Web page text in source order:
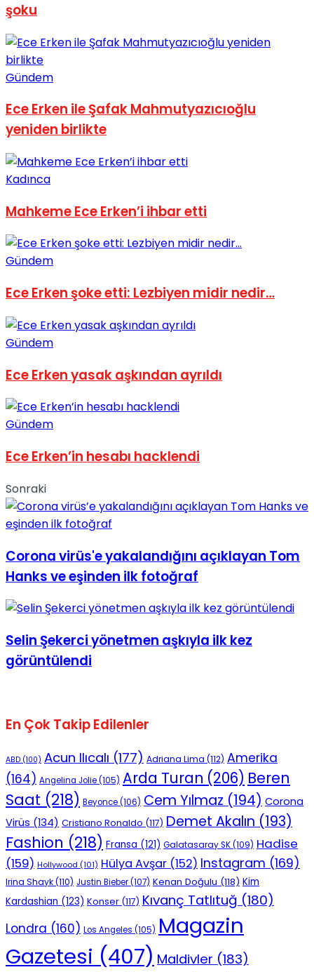
No Result
View All Result
şoku
Gündem
Ece Erken ile Şafak Mahmutyazıcıoğlu
yeniden birlikte
Kadınca
Mahkeme Ece Erken’i ihbar etti
Gündem
Ece Erken şoke etti: Lezbiyen midir nedir…
Gündem
Ece Erken yasak aşkından ayrıldı
Gündem
Ece Erken’in hesabı hacklendi
Sonraki
Corona virüs'e yakalandığını açıklayan Tom
Hanks ve eşinden ilk fotoğraf
Selin Şekerci yönetmen aşkıyla ilk kez
görüntülendi
En Çok Takip Edilenler
ABD (100) Acun Ilıcalı (177) Adriana Lima (112) Amerika
(164) Angelina Jolie(105) Arda Turan (206) Beren
Saat (218) Beyonce(106) Cem Yılmaz (194) Corona
Virüs (134) Cristiano Ronaldo (117) Demet Akalın (193)
Fashion (218) Fransa (121) Galatasaray SK(109) Hadise
(159) Hollywood (101) Hülya Avşar (152) Instagram (169)
Irina Shayk(110) Justin Bieber(107) Kenan Doğulu (118) Kim
Kardashian (123) Konser (117) Kıvanç Tatlıtuğ (180)
Londra (160) Los Angeles (105) Magazin
Gazetesi (407) Maldivler (183)